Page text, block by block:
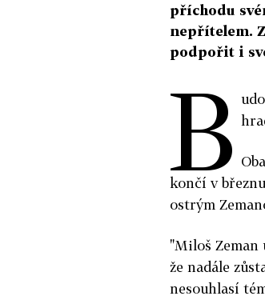
příchodu
nepřítelem.
podpořit i
B
končí v
ostrým
"Miloš Zeman
že nadále
nesouhlasí